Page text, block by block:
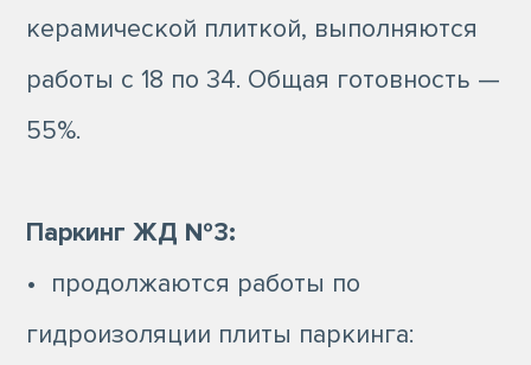
керамической плиткой, выполняются
работы с 18 по 34. Общая готовность —
55%.
Паркинг ЖД №3:
• продолжаются работы по
гидроизоляции плиты паркинга: